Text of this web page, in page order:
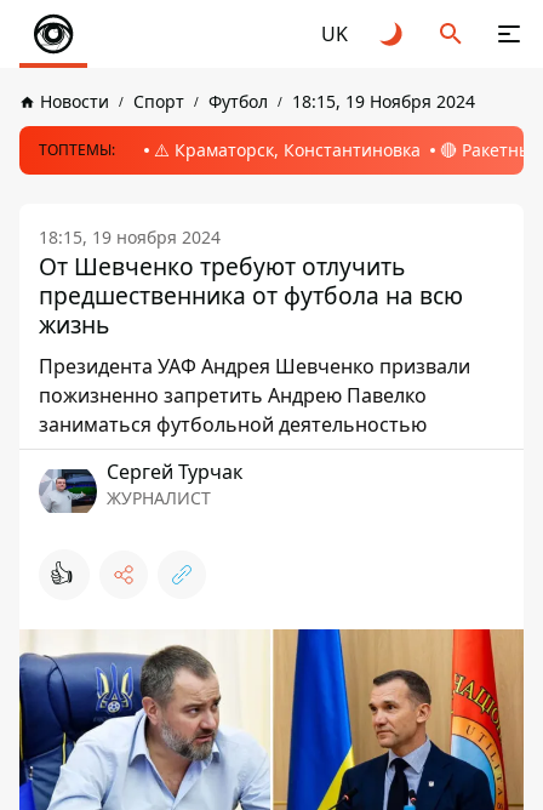
UK
Новости Спорт Футбол 18:15, 19 Ноября 2024
ТОПТЕМЫ: ⚠️ Краматорск, Константиновка 🔴
18:15, 19 ноября 2024
От Шевченко требуют отлучить
предшественника от футбола на всю
жизнь
Президента УАФ Андрея Шевченко призвали
пожизненно запретить Андрею Павелко
заниматься футбольной деятельностью
Сергей Турчак
ЖУРНАЛИСТ
👍